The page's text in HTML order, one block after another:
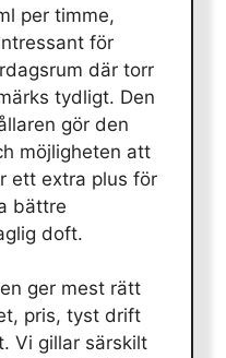
per timme,
för
där torr
tydligt. Den
gör den
möjligheten att
ett extra plus för
bättre
doft.
ger mest rätt
pris, tyst drift
Vi gillar särskilt